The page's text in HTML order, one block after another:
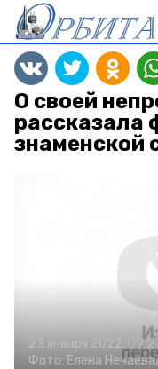
О своей
рассказала
знаменской
23 января 2022,
Фото: Елена